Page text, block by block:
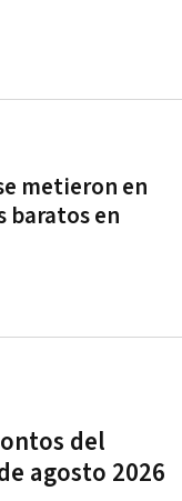
metieron en
baratos en
del
agosto 2026